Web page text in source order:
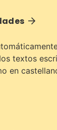
textos
en